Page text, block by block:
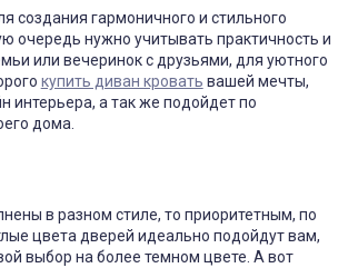
создания гармоничного и стильного
очередь нужно учитывать практичность и
или вечеринок с друзьями, для уютного
купить диван кровать вашей мечты,
интерьера, а так же подойдет по
дома.
в разном стиле, то приоритетным, по
цвета дверей идеально подойдут вам,
выбор на более темном цвете. А вот